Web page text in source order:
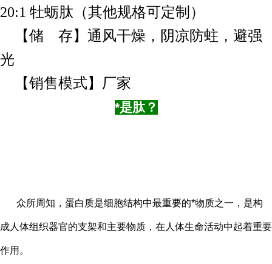
20:1 牡蛎肽（其他规格可定制）
【储 存】通风干燥，阴凉防蛀，避强
光
【销售模式】厂家
*是肽？
众所周知，蛋白质是细胞结构中最重要的*物质之一，是构
成人体组织器官的支架和主要物质，在人体生命活动中起着重要
作用。